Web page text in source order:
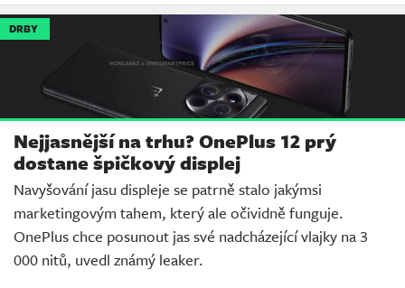
DRBY
Nejjasnější na trhu? OnePlus 12 prý
dostane špičkový displej
Navyšování jasu displeje se patrně stalo jakýmsi
marketingovým tahem, který ale očividně funguje.
OnePlus chce posunout jas své nadcházející vlajky na 3
000 nitů, uvedl známý leaker.